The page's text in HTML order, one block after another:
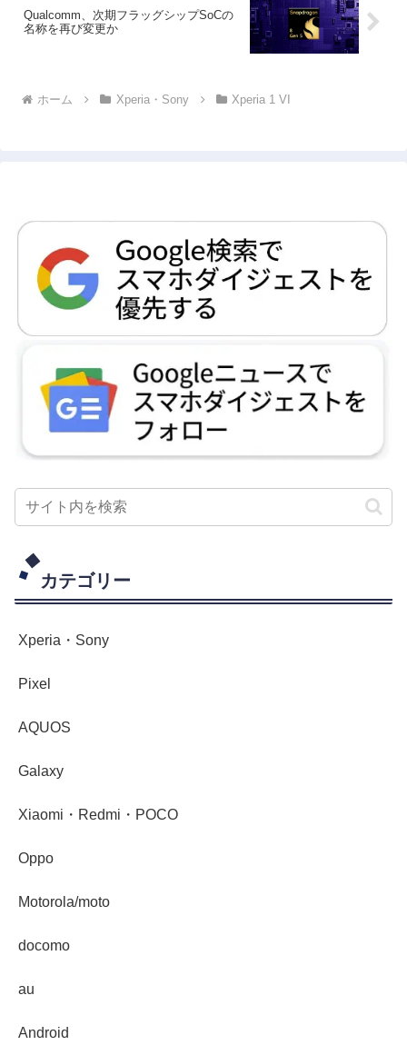
Qualcomm、次期フラッグシップSoCの
名称を再び変更か
ホーム Xperia・Sony Xperia 1 VI
カテゴリー
Xperia・Sony
Pixel
AQUOS
Galaxy
Xiaomi・Redmi・POCO
Oppo
Motorola/moto
docomo
au
Android